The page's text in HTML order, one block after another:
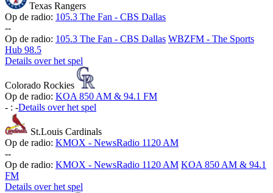
Texas Rangers
Op de radio: 105.3 The Fan - CBS Dallas
--
Op de radio: 105.3 The Fan - CBS Dallas WBZFM - The Sports
Hub 98.5
Details over het spel
Colorado Rockies
Op de radio: KOA 850 AM & 94.1 FM
- : -Details over het spel
St.Louis Cardinals
Op de radio: KMOX - NewsRadio 1120 AM
--
Op de radio: KMOX - NewsRadio 1120 AM KOA 850 AM & 94.1
FM
Details over het spel